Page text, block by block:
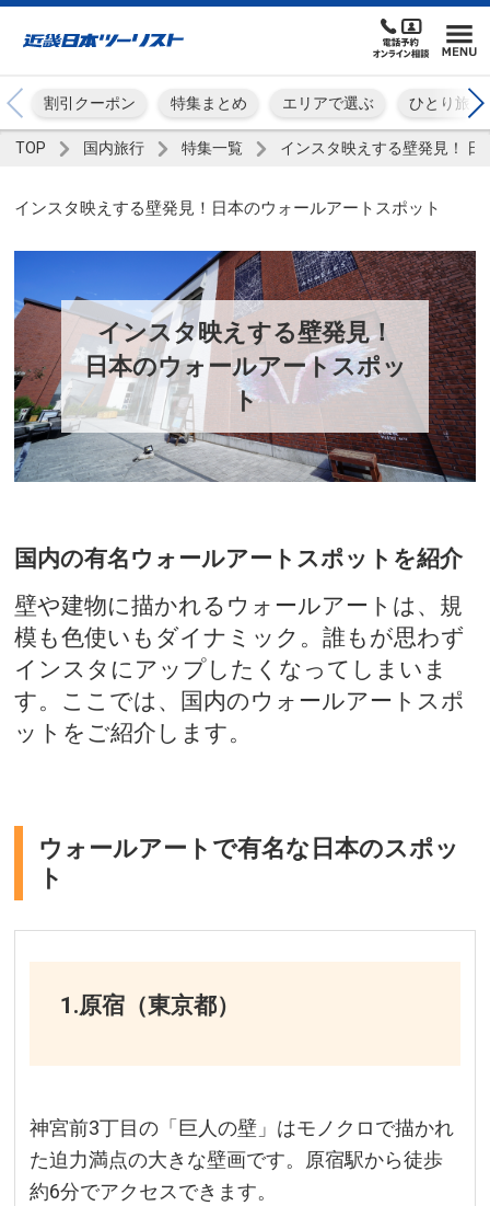
割引クーポン 特集まとめ エリアで選ぶ ひとり旅
TOP 国内旅行 特集一覧 インスタ映えする壁発見！
インスタ映えする壁発見！日本のウォールアートスポット
インスタ映えする壁発見！
日本のウォールアートスポッ
ト
国内の有名ウォールアートスポットを紹介
壁や建物に描かれるウォールアートは、規
模も色使いもダイナミック。誰もが思わず
インスタにアップしたくなってしまいま
す。ここでは、国内のウォールアートスポ
ットをご紹介します。
ウォールアートで有名な日本のスポッ
ト
1.原宿（東京都）
神宮前3丁目の「巨人の壁」はモノクロで描かれ
た迫力満点の大きな壁画です。原宿駅から徒歩
約6分でアクセスできます。